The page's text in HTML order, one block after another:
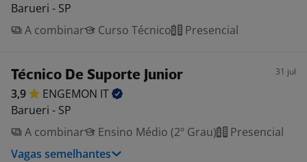
Barueri - SP
A combinar
Curso Técnico Presencial
Técnico De Suporte Junior 31 jul
3,9 ENGEMON IT
Barueri - SP
A combinar
Ensino Médio (2º Grau)
Presencial
Vagas semelhantes